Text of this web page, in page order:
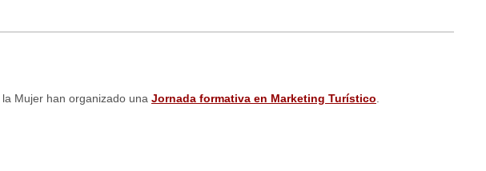
Mujer han organizado una Jornada formativa en Marketing Turístico